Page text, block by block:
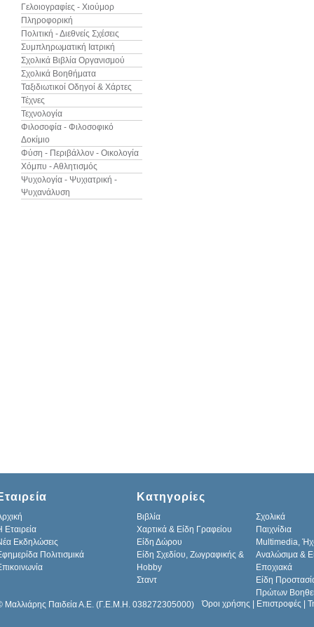
Γελοιογραφίες - Χιούμορ
Πληροφορική
Πολιτική - Διεθνείς Σχέσεις
Συμπληρωματική Ιατρική
Σχολικά Βιβλία Οργανισμού
Σχολικά Βοηθήματα
Ταξιδιωτικοί Οδηγοί & Χάρτες
Τέχνες
Τεχνολογία
Φιλοσοφία - Φιλοσοφικό
Δοκίμιο
Φύση - Περιβάλλον - Οικολογία
Χόμπυ - Αθλητισμός
Ψυχολογία - Ψυχιατρική -
Ψυχανάλυση
Εταιρεία
Εκδηλώσεις
Πολιτισμικά
Κατηγορίες
Βιβλία
Σχολικά
Χαρτικά & Είδη Γραφείου
Παιχνίδια
Είδη Δώρου
Multimedia,
Είδη Σχεδίου, Ζωγραφικής &
Hobby
Αναλώσιμα &
Εποχιακά
Σταντ
Είδη
Πρώτων
Μαλλιάρης Παιδεία Α.Ε. (Γ.Ε.Μ.Η. 038272305000)
Όροι χρήσης Επιστροφές